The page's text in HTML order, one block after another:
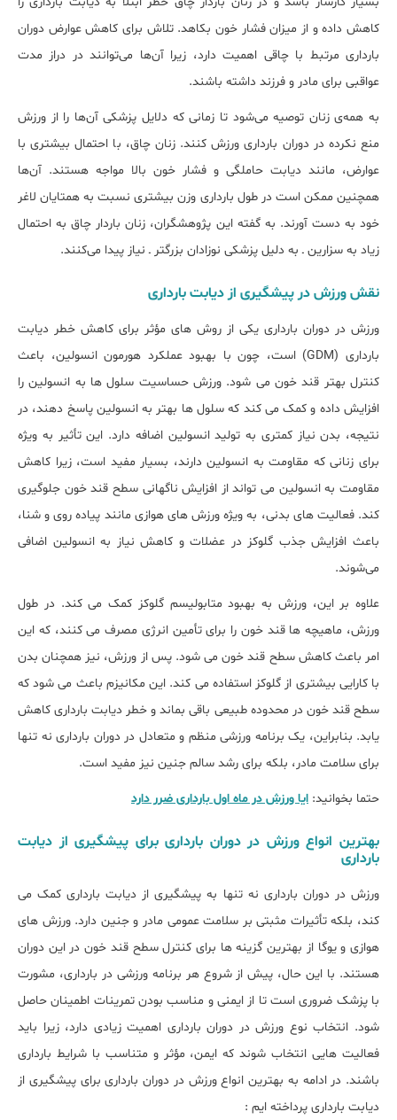
کاهش داده و از میزان فشار خون بکاهد. تلاش برای کاهش عوارض دوران
بارداری مرتبط با چاقی اهمیت دارد، زیرا آن‌ها می‌توانند در دراز مدت
عواقبی برای مادر و فرزند داشته باشند.
به همه‌ی زنان توصیه می‌شود تا زمانی که دلایل پزشکی آن‌ها را از ورزش
منع نکرده در دوران بارداری ورزش کنند. زنان چاق، با احتمال بیشتری با
عوارض، مانند دیابت حاملگی و فشار خون بالا مواجه هستند. آن‌ها
همچنین ممکن است در طول بارداری وزن بیشتری نسبت به همتایان لاغر
خود به دست آورند. به گفته این پژوهشگران، زنان باردار چاق به احتمال
زیاد به سزارین ـ به دلیل پزشکی نوزادان بزرگتر ـ نیاز پیدا می‌کنند.
نقش ورزش در پیشگیری از دیابت بارداری
ورزش در دوران بارداری یکی از روش ‌های مؤثر برای کاهش خطر دیابت
بارداری (GDM) است، چون با بهبود عملکرد هورمون انسولین، باعث
کنترل بهتر قند خون می ‌شود. ورزش حساسیت سلول ها به انسولین را
افزایش داده و کمک می‌ کند که سلول‌ ها بهتر به انسولین پاسخ دهند، در
نتیجه، بدن نیاز کمتری به تولید انسولین اضافه دارد. این تأثیر به ‌ویژه
برای زنانی که مقاومت به انسولین دارند، بسیار مفید است، زیرا کاهش
مقاومت به انسولین می ‌تواند از افزایش ناگهانی سطح قند خون جلوگیری
کند. فعالیت ‌های بدنی، به‌ ویژه ورزش ‌های هوازی مانند پیاده‌ روی و شنا،
باعث افزایش جذب گلوکز در عضلات و کاهش نیاز به انسولین اضافی
می‌شوند.
علاوه بر این، ورزش به بهبود متابولیسم گلوکز کمک می ‌کند. در طول
ورزش، ماهیچه‌ ها قند خون را برای تأمین انرژی مصرف می ‌کنند، که این
امر باعث کاهش سطح قند خون می ‌شود. پس از ورزش، نیز همچنان بدن
با کارایی بیشتری از گلوکز استفاده می‌ کند. این مکانیزم باعث می ‌شود که
سطح قند خون در محدوده طبیعی باقی بماند و خطر دیابت بارداری کاهش
یابد. بنابراین، یک برنامه ورزشی منظم و متعادل در دوران بارداری نه ‌تنها
برای سلامت مادر، بلکه برای رشد سالم جنین نیز مفید است.
حتما بخوانید: ایا ورزش در ماه اول بارداری ضرر دارد
بهترین انواع ورزش در دوران بارداری برای پیشگیری از دیابت
بارداری
ورزش در دوران بارداری نه ‌تنها به پیشگیری از دیابت بارداری کمک می
‌کند، بلکه تأثیرات مثبتی بر سلامت عمومی مادر و جنین دارد. ورزش ‌های
هوازی و یوگا از بهترین گزینه ‌ها برای کنترل سطح قند خون در این دوران
هستند. با این حال، پیش از شروع هر برنامه ورزشی در بارداری، مشورت
با پزشک ضروری است تا از ایمنی و مناسب بودن تمرینات اطمینان حاصل
شود. انتخاب نوع ورزش در دوران بارداری اهمیت زیادی دارد، زیرا باید
فعالیت ‌هایی انتخاب شوند که ایمن، مؤثر و متناسب با شرایط بارداری
باشند. در ادامه به بهترین انواع ورزش در دوران بارداری برای پیشگیری از
دیابت بارداری پرداخته ایم :